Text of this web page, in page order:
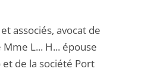
associés, avocat de
L... H... épouse
et de la société Port